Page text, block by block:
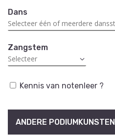
Dans
Zangstem
Kennis van notenleer ?
ANDERE PODIUMKUNSTEN